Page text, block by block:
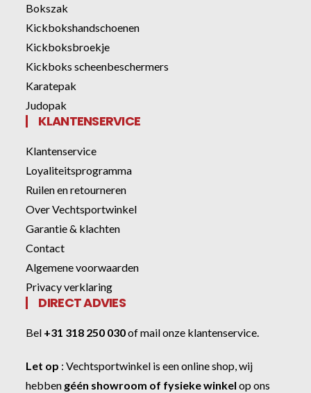
Bokszak
Kickbokshandschoenen
Kickboksbroekje
Kickboks scheenbeschermers
Karatepak
Judopak
KLANTENSERVICE
Klantenservice
Loyaliteitsprogramma
Ruilen en retourneren
Over Vechtsportwinkel
Garantie & klachten
Contact
Algemene voorwaarden
Privacy verklaring
DIRECT ADVIES
Bel +31 318 250 030ofmail onze klantenservice
Let op :Vechtsportwinkel is een online shop, wij
hebben géén showroom of fysieke winkel op ons